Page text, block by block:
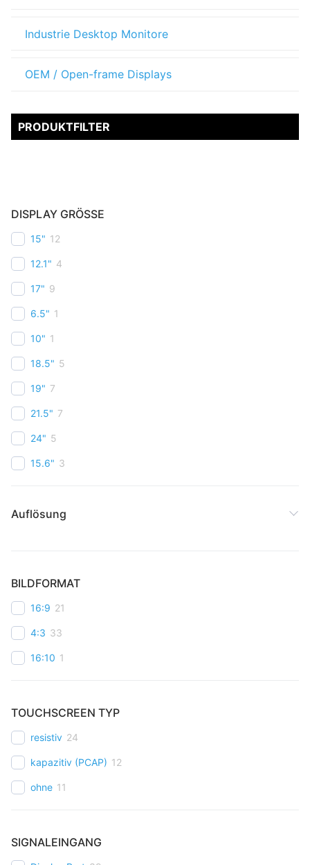
Industrie Desktop Monitore
OEM / Open-frame Displays
PRODUKTFILTER
DISPLAY GRÖSSE
15" 12
12.1" 4
17" 9
6.5" 1
10" 1
18.5" 5
19" 7
21.5" 7
24" 5
15.6" 3
Auflösung
BILDFORMAT
16:9 21
4:3 33
16:10 1
TOUCHSCREEN TYP
resistiv 24
kapazitiv (PCAP) 12
ohne 11
SIGNALEINGANG